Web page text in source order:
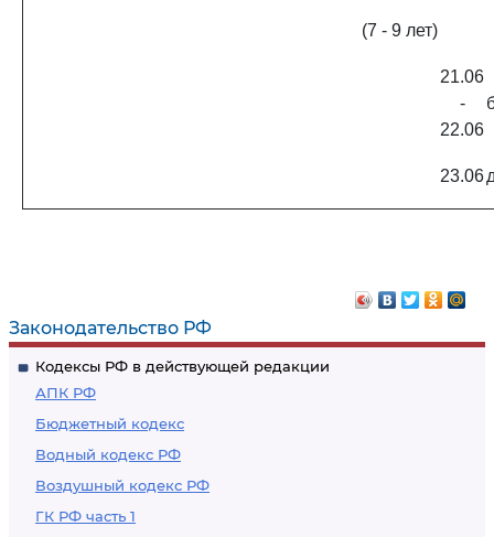
Законодательство РФ
Кодексы РФ в действующей редакции
АПК РФ
Бюджетный кодекс
Водный кодекс РФ
Воздушный кодекс РФ
ГК РФ часть 1
(7 - 9 лет)
21.06
-
22.06
23.06